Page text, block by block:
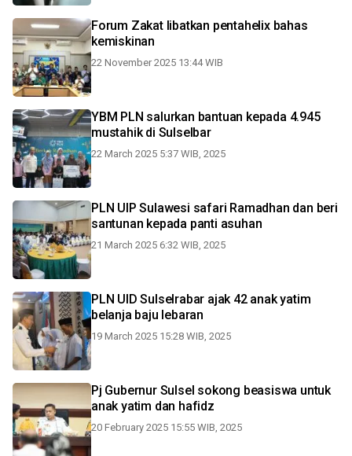
Forum Zakat libatkan pentahelix bahas
kemiskinan
22 November 2025 13:44 WIB
YBM PLN salurkan bantuan kepada 4.945
mustahik di Sulselbar
22 March 2025 5:37 WIB, 2025
PLN UIP Sulawesi safari Ramadhan dan beri
santunan kepada panti asuhan
21 March 2025 6:32 WIB, 2025
PLN UID Sulselrabar ajak 42 anak yatim
belanja baju lebaran
19 March 2025 15:28 WIB, 2025
Pj Gubernur Sulsel sokong beasiswa untuk
anak yatim dan hafidz
20 February 2025 15:55 WIB, 2025